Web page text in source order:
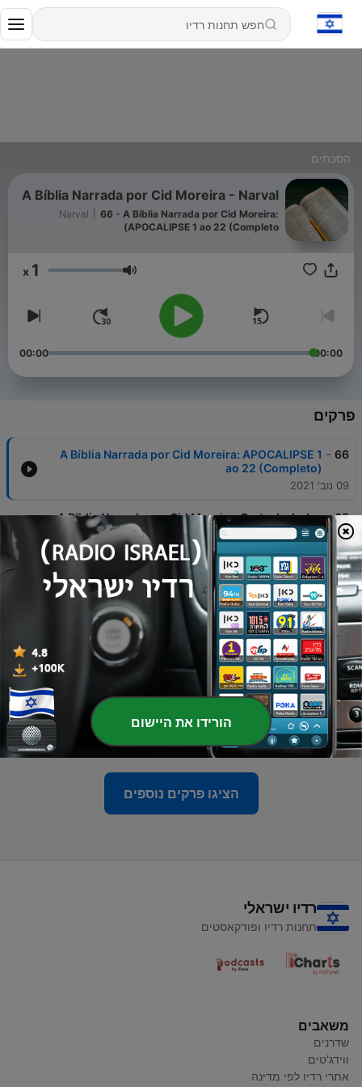
הסכתים
A Bíblia Narrada por Cid Moreira - Narval
Narval
66 - A Bíblia Narrada por Cid Moreira:
APOCALIPSE 1 ao 22 (Completo)
עוצמת שמע 1
00:00
00:00
פרקים
66
-
A Bíblia Narrada por Cid Moreira: APOCALIPSE 1
ao 22 (Completo)
09 נוב' 2021
65
-
A Bíblia Narrada por Cid Moreira: Carta de Judas
(Completo)
09 נוב' 2021
64
A Bíblia Narrada por Cid Moreira: TIAGO
(Completo)
09 נוב' 2021
A Bíblia Narrada por Cid Moreira: HEBREUS
(Completo)
09 נוב' 2021
62
-
A Bíblia Narrada por Cid Moreira: 3ª João
(Completo)
הציגו פרקים נוספים
רדיו ישראלי
תחנות רדיו ופודקאסטים
משאבים
שדרנים
ווידג'טים
אתרי רדיו לפי מדינה
הורידו את היישום